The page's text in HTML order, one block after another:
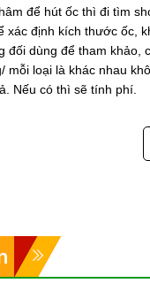
để hút ốc thì đi tìm
xác định kích thước ốc,
đối dùng để tham khảo,
mỗi loại là khác nhau
Nếu có thì sẽ tính phí.